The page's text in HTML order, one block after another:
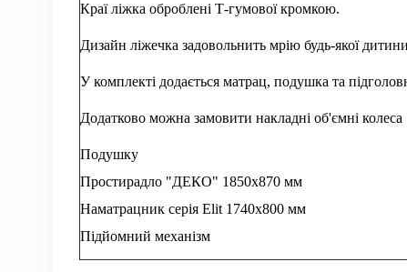
Краї ліжка оброблені Т-гумової кромкою.
Дизайн ліжечка задовольнить мрію будь-якої
У комплекті додається матрац, подушка та
Додатково можна замовити накладні об'ємні колеса
Подушку
Простирадло "ДЕКО" 1850х870 мм
Наматрацник серія Elit 1740х800 мм
Підйомний механізм